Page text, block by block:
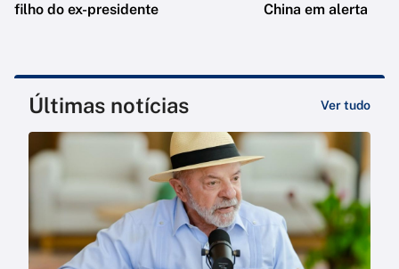
filho do ex-presidente
China em alerta
Últimas notícias Ver tudo